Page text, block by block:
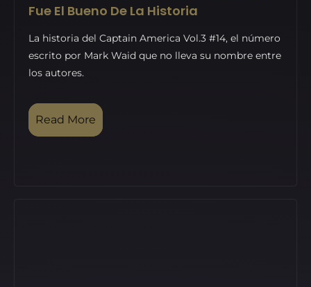
Fue El Bueno De La Historia
La historia del Captain America Vol.3 #14, el número
escrito por Mark Waid que no lleva su nombre entre
los autores.
Read More